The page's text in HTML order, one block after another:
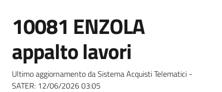
Bandi
strumenti
acquisto
Salta al contenuto
10081 ENZOLA
appalto lavori
Ultimo aggiornamento da Sistema Acquisti Telematici -
SATER: 12/06/2026 03:05